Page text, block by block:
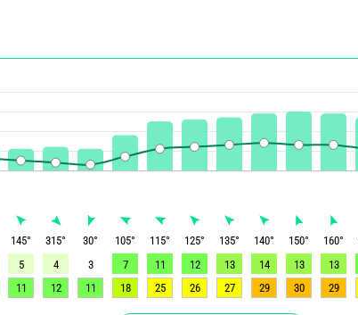
145° 315° 30° 105° 115° 125° 135° 140° 150° 160°
5 4 3 7 11 12 13 14 13 13
11 12 11 18 25 26 27 29 30 29